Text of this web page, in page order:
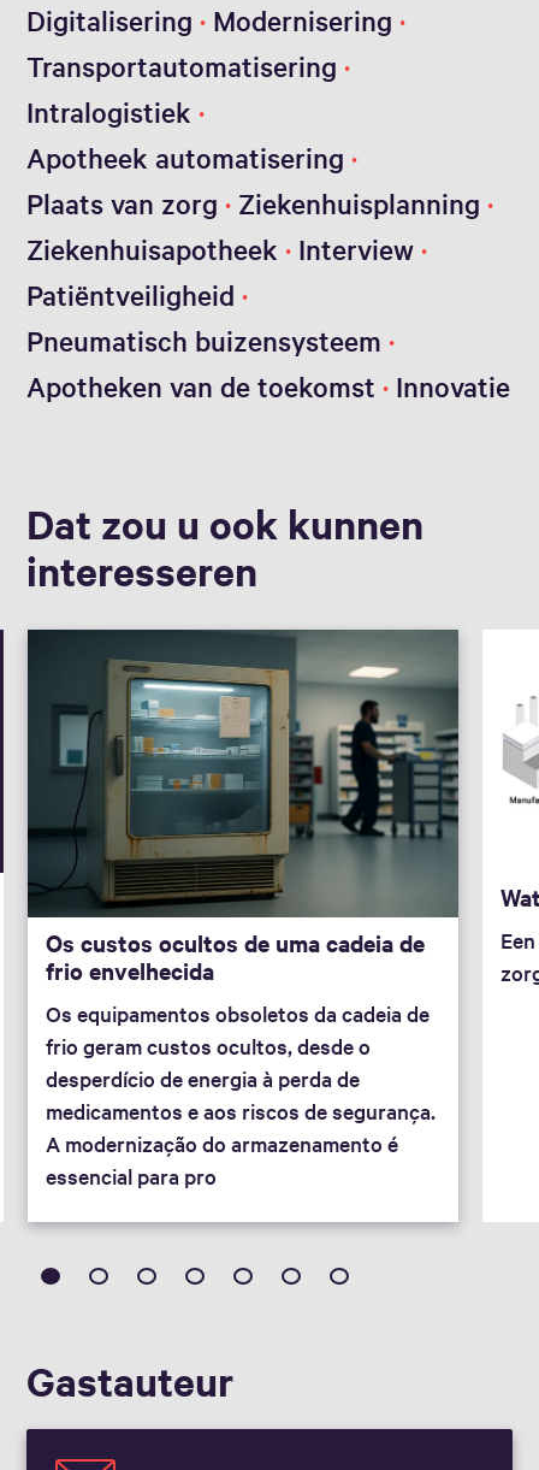
Digitalisering
Modernisering
Transportautomatisering
Intralogistiek
Apotheek automatisering
Plaats van zorg
Ziekenhuisplanning
Ziekenhuisapotheek
Interview
Patiëntveiligheid
Pneumatisch buizensysteem
Apotheken van de toekomst
Innovatie
Dat zou u ook kunnen
interesseren
Os custos ocultos de uma cadeia de
frio envelhecida
Os equipamentos obsoletos da cadeia de
frio geram custos ocultos, desde o
desperdício de energia à perda de
medicamentos e aos riscos de segurança.
A modernização do armazenamento é
essencial para pro
Gast­auteur